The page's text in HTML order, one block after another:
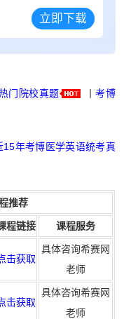
立即下载
门院校真题 丨考博
15年考博医学英语统考真
推荐
程链接 课程服务
击获取
具体咨询希赛网
老师
击获取
具体咨询希赛网
老师